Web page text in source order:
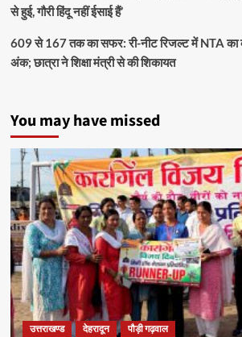
से हुई, गौरी हिंदू नहीं ईसाई हैं’
609 से 167 तक का सफर: री-नीट रिजल्ट में NTA का
अंक; छात्रा ने शिक्षा मंत्री से की शिकायत
You may have missed
उत्तराखण्ड देहरादून पौड़ी गढ़वाल